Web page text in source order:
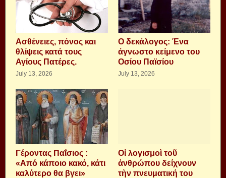
Aσθένειες, πόνος και
θλίψεις κατά τους
Αγίους Πατέρες.
July 13, 2026
Ο δεκάλογος: Ένα
άγνωστο κείμενο του
Οσίου Παϊσίου
July 13, 2026
Γέροντας Παΐσιος :
«Από κάποιο κακό, κάτι
καλύτερο θα βγει»
Οἱ λογισμοὶ τοῦ
ἀνθρώπου δείχνουν
τὴν πνευματική του